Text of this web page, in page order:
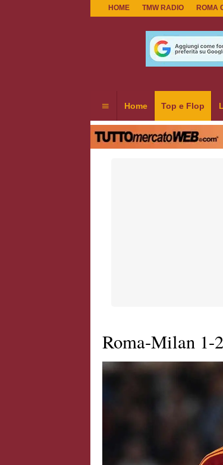
HOME TMW RADIO ROMA
Home Top e Flop
Roma-Milan 1-